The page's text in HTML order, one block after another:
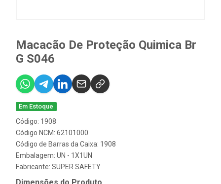
Macacão De Proteção Quimica Br
G S046
Em Estoque
Código: 1908
Código NCM: 62101000
Código de Barras da Caixa: 1908
Embalagem: UN - 1X1UN
Fabricante: SUPER SAFETY